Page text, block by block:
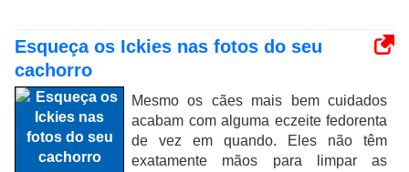
Esqueça os Ickies nas fotos do seu
cachorro
Mesmo os cães mais bem cuidados
acabam com alguma eczeite fedorenta
de vez em quando. Eles não têm
exatamente mãos para limpar as